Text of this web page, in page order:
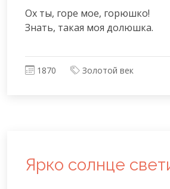
Ох ты, горе мое, горюшко!
Знать, такая моя долюшка.
1870 Золотой век
Ярко солнце